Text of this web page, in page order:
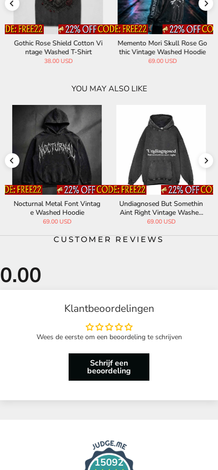
Gothic Rose Shield Cotton Vi
ntage Washed T-Shirt
38.00 USD
Memento Mori Skull Rose Go
thic Vintage Washed Hoodie
69.00 USD
YOU MAY ALSO LIKE
Nocturnal Metal Font Vintag
e Washed Hoodie
69.00 USD
Undiagnosed But Somethin
Aint Right Vintage Washed
Hoodie
69.00 USD
CUSTOMER REVIEWS
Klantbeoordelingen
Wees de eerste om een beoordeling te schrijven
Schrijf een
beoordeling
15092